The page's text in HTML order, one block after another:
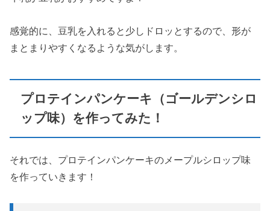
感覚的に、豆乳を入れると少しドロッとするので、形が
まとまりやすくなるような気がします。
プロテインパンケーキ（ゴールデンシロ
ップ味）を作ってみた！
それでは、プロテインパンケーキのメープルシロップ味
を作っていきます！